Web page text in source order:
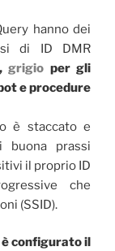
hanno dei
di ID DMR
grigio per gli
e procedure
è staccato e
prassi
il proprio ID
che
(SSID).
è configurato il